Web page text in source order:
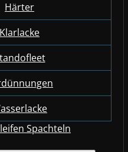
Härter
Klarlacke
Spachteln